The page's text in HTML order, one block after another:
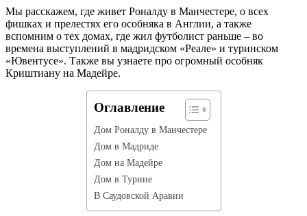
Мы расскажем, где живет Роналду в Манчестере, о всех
фишках и прелестях его особняка в Англии, а также
вспомним о тех домах, где жил футболист раньше – во
времена выступлений в мадридском «Реале» и туринском
«Ювентусе». Также вы узнаете про огромный особняк
Криштиану на Мадейре.
Оглавление
Дом Роналду в Манчестере
Дом в Мадриде
Дом на Мадейре
Дом в Турине
В Саудовской Аравии